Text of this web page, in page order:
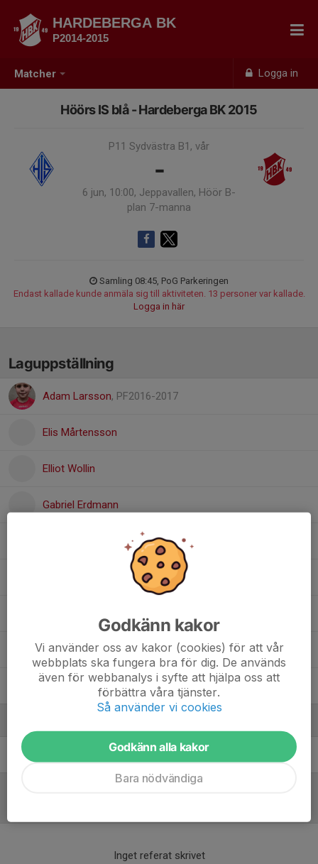
Matcher Logga in
HARDEBERGA BK
P2014-2015
Höörs IS blå - Hardeberga BK 2015
P11 Sydvästra B1, vår
-
6 jun, 10:00, Jeppavallen, Höör B-
plan 7-manna
Samling 08:45, PoG Parkeringen
Endast kallade kunde anmäla sig till aktiviteten. 13 personer var kallade.
Logga in här
Laguppställning
Adam Larsson, PF2016-2017
Elis Mårtensson
Elliot Wollin
Gabriel Erdmann
Melvin Bjursell
William Larsson
Assisterande tränare
Inget referat skrivet
Godkänn kakor
Vi använder oss av kakor (cookies) för att vår
webbplats ska fungera bra för dig. De används
även för webbanalys i syfte att hjälpa oss att
förbättra våra tjänster.
Så använder vi cookies
Godkänn alla kakor
Bara nödvändiga